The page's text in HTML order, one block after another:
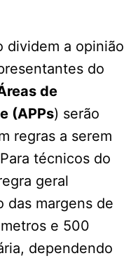
dividem a opinião
do
de
(APPs) serão
regras a serem
técnicos do
geral
das margens de
e 500
dependendo